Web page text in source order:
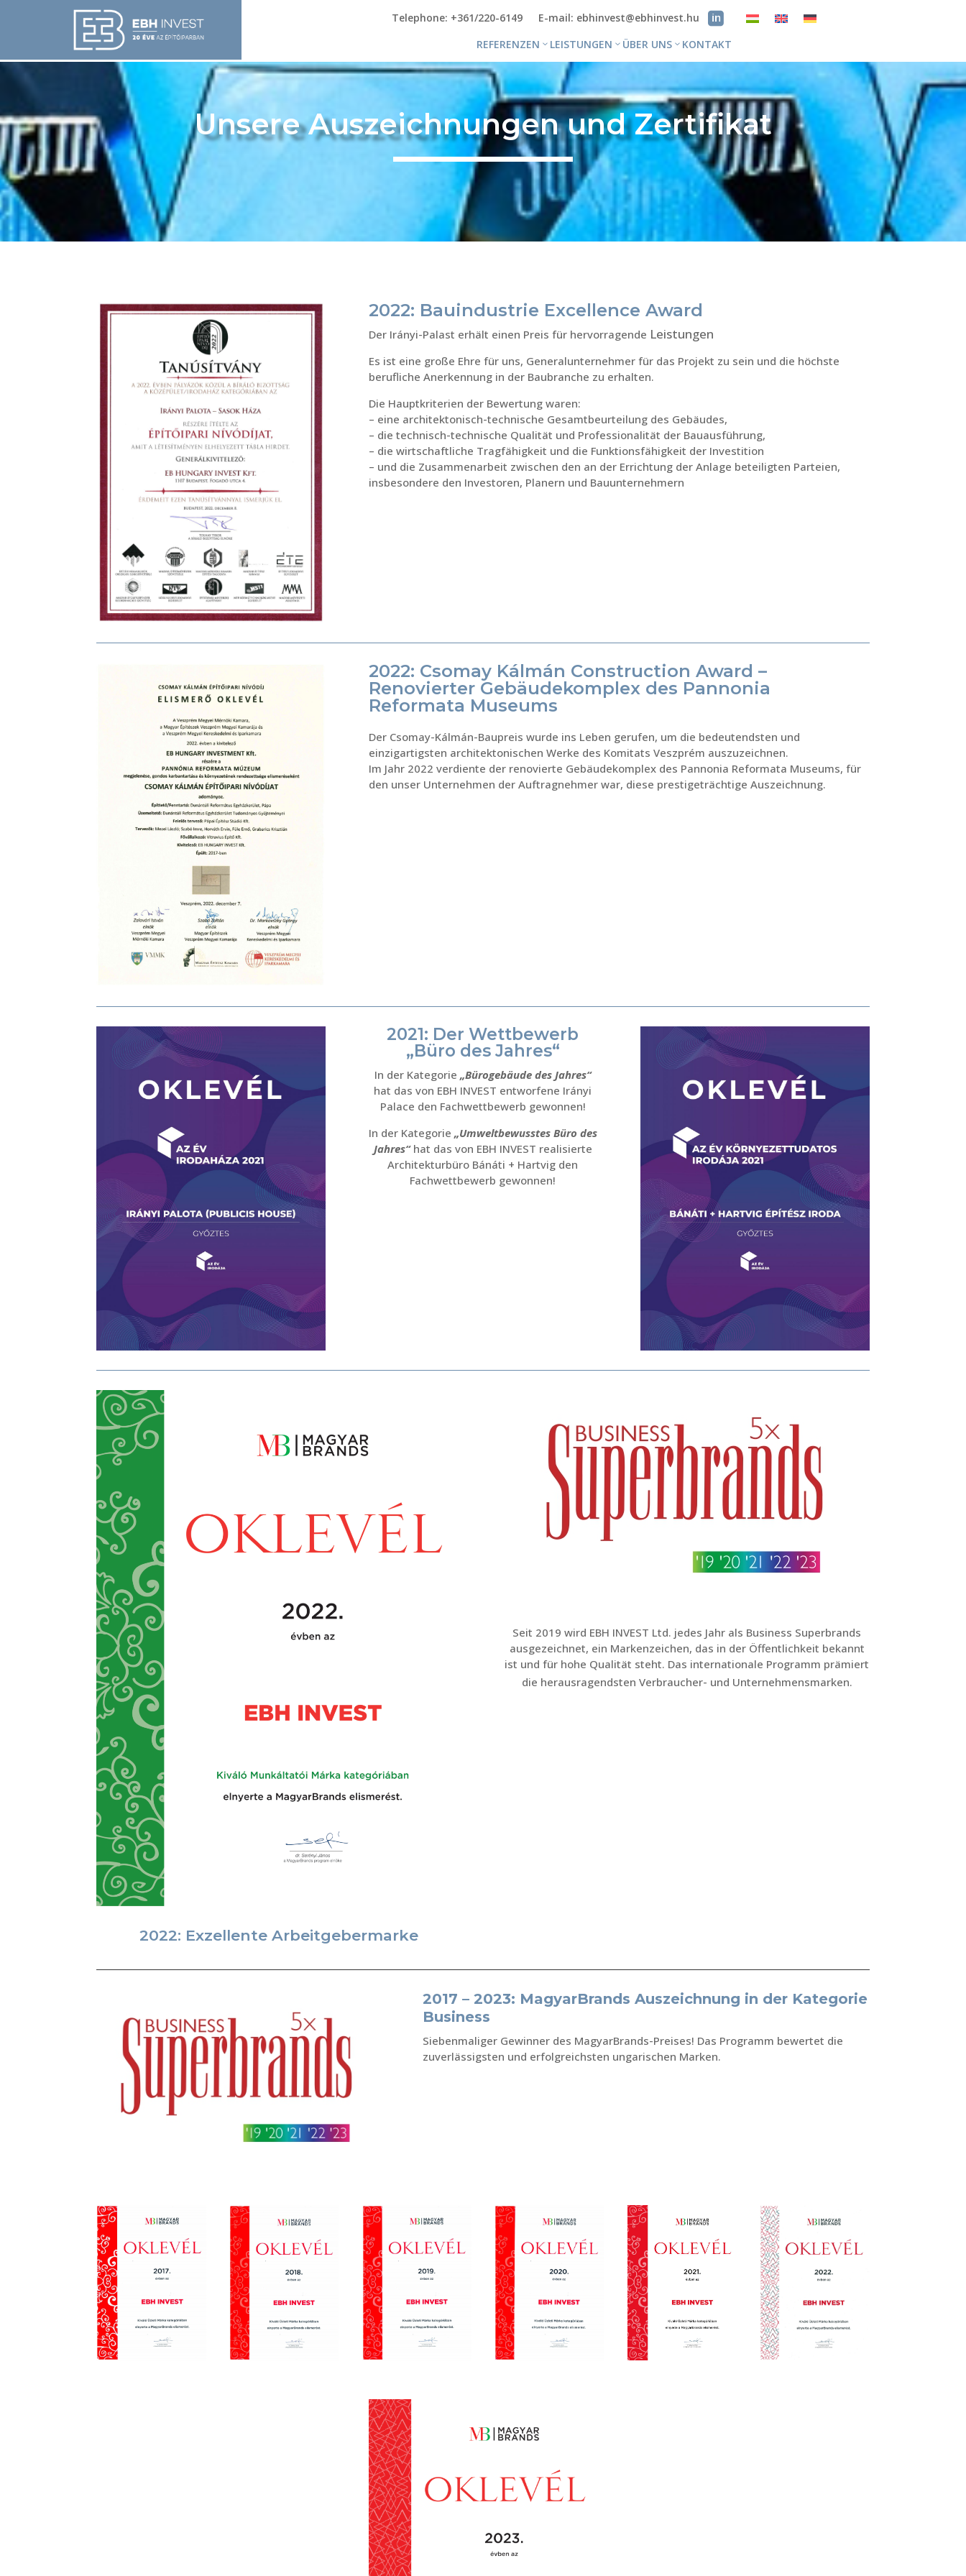
Telephone: +361/220-6149
E-mail: ebhinvest@ebhinvest.hu
REFERENZEN
LEISTUNGEN ÜBER UNS KONTAKT
Unsere Auszeichnungen und Zertifikat
2022: Bauindustrie Excellence Award
Der Irányi-Palast erhält einen Preis für hervorragende Leistungen
Es ist eine große Ehre für uns, Generalunternehmer für das Projekt zu sein und die höchste
berufliche Anerkennung in der Baubranche zu erhalten.
Die Hauptkriterien der Bewertung waren:
– eine architektonisch-technische Gesamtbeurteilung des Gebäudes,
– die technisch-technische Qualität und Professionalität der Bauausführung,
– die wirtschaftliche Tragfähigkeit und die Funktionsfähigkeit der Investition
– und die Zusammenarbeit zwischen den an der Errichtung der Anlage beteiligten Parteien,
insbesondere den Investoren, Planern und Bauunternehmern
2022: Csomay Kálmán Construction Award –
Renovierter Gebäudekomplex des Pannonia
Reformata Museums
Der Csomay-Kálmán-Baupreis wurde ins Leben gerufen, um die bedeutendsten und
einzigartigsten architektonischen Werke des Komitats Veszprém auszuzeichnen.
Im Jahr 2022 verdiente der renovierte Gebäudekomplex des Pannonia Reformata Museums, für
den unser Unternehmen der Auftragnehmer war, diese prestigeträchtige Auszeichnung.
2021: Der Wettbewerb
„Büro des Jahres“
In der Kategorie „Bürogebäude des Jahres“
hat das von EBH INVEST entworfene Irányi
Palace den Fachwettbewerb gewonnen!
In der Kategorie „Umweltbewusstes Büro des
Jahres“hat das von EBH INVEST realisierte
Architekturbüro Bánáti + Hartvig den
Fachwettbewerb gewonnen!
2022: Exzellente Arbeitgebermarke
Seit 2019 wird EBH INVEST Ltd. jedes Jahr als Business Superbrands
ausgezeichnet, ein Markenzeichen, das in der Öffentlichkeit bekannt
ist und für hohe Qualität steht. Das internationale Programm prämiert
die herausragendsten Verbraucher- und Unternehmensmarken.
2017 – 2023: MagyarBrands Auszeichnung in der Kategorie
Business
Siebenmaliger Gewinner des MagyarBrands-Preises! Das Programm bewertet die
zuverlässigsten und erfolgreichsten ungarischen Marken.